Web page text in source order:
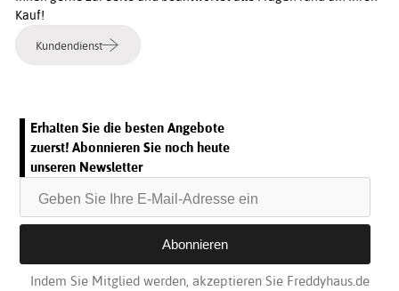
Kauf!
Kundendienst
Erhalten Sie die besten Angebote
zuerst! Abonnieren Sie noch heute
unseren Newsletter
Indem Sie Mitglied werden, akzeptieren Sie Freddyhaus.de